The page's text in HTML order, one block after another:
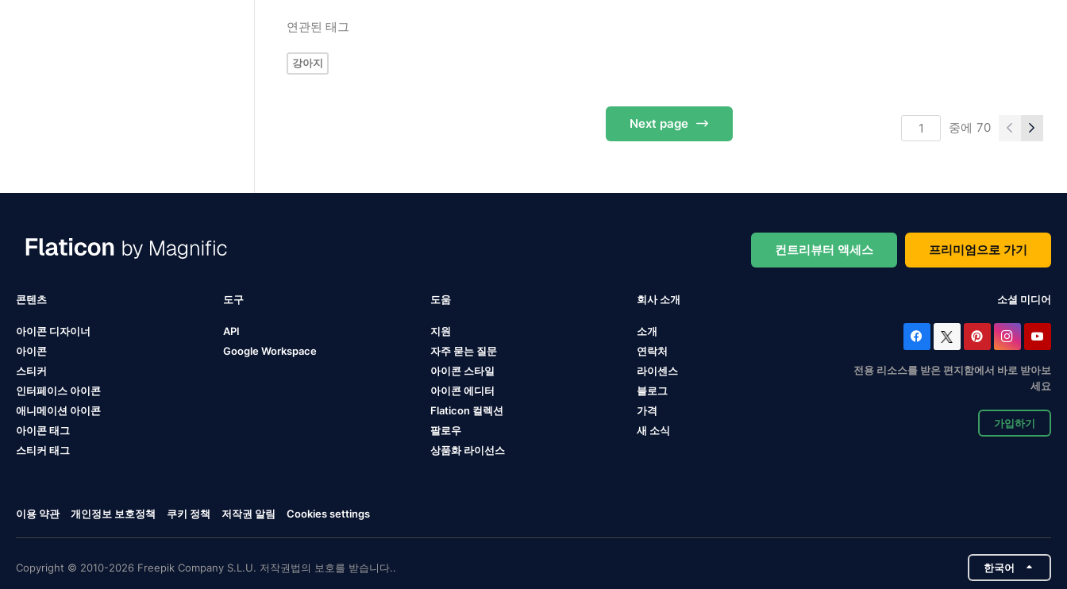
연관된 태그
강아지
Next page 중에 70
컨트리뷰터 액세스 프리미엄으로 가기
콘텐츠
아이콘 디자이너
아이콘
스티커
인터페이스 아이콘
애니메이션 아이콘
아이콘 태그
스티커 태그
도구
API
Google Workspace
도움
지원
자주 묻는 질문
아이콘 스타일
아이콘 에디터
Flaticon 컬렉션
팔로우
상품화 라이선스
회사 소개
소개
연락처
라이센스
블로그
가격
새 소식
소셜 미디어
전용 리소스를 받은 편지함에서 바로 받아보
세요
가입하기
이용 약관 개인정보 보호정책 쿠키 정책 저작권 알림 Cookies settings
Copyright © 2010-2026 Freepik Company S.L.U. 저작권법의 보호를 받습니다.. 한국어